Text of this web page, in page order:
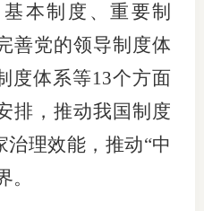
廉政举
本制度、重要制
善党的领导制度体
度体系等13个方面
排，推动我国制度
理效能，推动“中
。